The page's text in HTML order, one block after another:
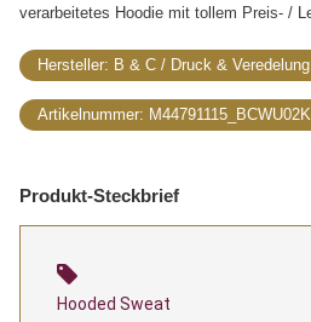
verarbeitetes Hoodie mit tollem Preis- /
Hersteller: B & C
Artikelnummer: M44791115_BCWU02K
Produkt-Steckbrief
Hooded Sweat